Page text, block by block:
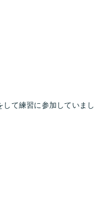
て練習に参加していまし